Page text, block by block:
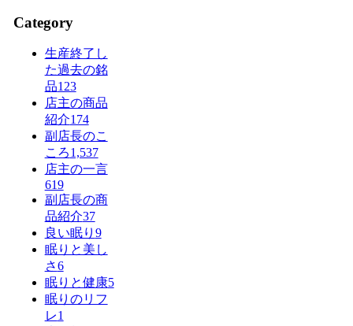
Category
生産終了し
た過去の銘
品123
店主の商品
紹介174
副店長のこ
ころ1,537
店主の一言
619
副店長の商
品紹介37
良い眠り 9
眠りと美し
さ6
眠りと健康5
眠りのリフ
レ1